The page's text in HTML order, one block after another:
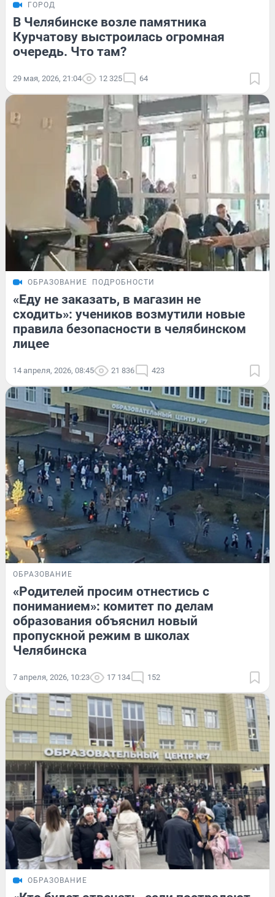
ГОРОД
В Челябинске возле памятника
Курчатову выстроилась огромная
очередь. Что там?
29 мая, 2026, 21:04 12 325 64
ОБРАЗОВАНИЕ ПОДРОБНОСТИ
«Еду не заказать, в магазин не
сходить»: учеников возмутили новые
правила безопасности в челябинском
лицее
14 апреля, 2026, 08:45 21 836 423
ОБРАЗОВАНИЕ
«Родителей просим отнестись с
пониманием»: комитет по делам
образования объяснил новый
пропускной режим в школах
Челябинска
7 апреля, 2026, 10:23 17 134 152
ОБРАЗОВАНИЕ